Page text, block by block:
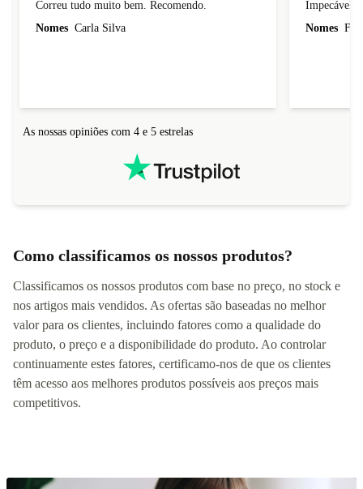
Recomendo
Impecável.
Impecável.
As nossas opiniões com 4 e 5 estrelas
Como classificamos os nossos produtos?
Classificamos os nossos produtos com base no preço, no stock e
nos artigos mais vendidos. As ofertas são baseadas no melhor
valor para os clientes, incluindo fatores como a qualidade do
produto, o preço e a disponibilidade do produto. Ao controlar
continuamente estes fatores, certificamo-nos de que os clientes
têm acesso aos melhores produtos possíveis aos preços mais